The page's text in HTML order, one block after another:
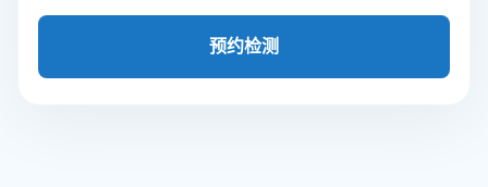
预约检测